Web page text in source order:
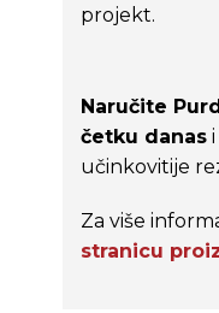
projekt.
Naručite
četku danasi
učinkovitije
Za više
stranicu